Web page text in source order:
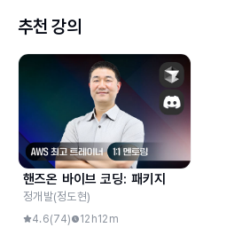
추천 강의
핸즈온 바이브 코딩: 패키지
정개발(정도현)
4.6(74) 12h12m